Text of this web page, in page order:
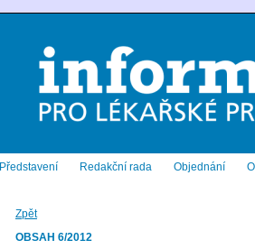
Představení Redakční rada Objednání
Zpět
OBSAH 6/2012